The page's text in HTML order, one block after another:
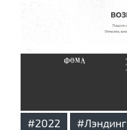
#2022 #Лэндинг